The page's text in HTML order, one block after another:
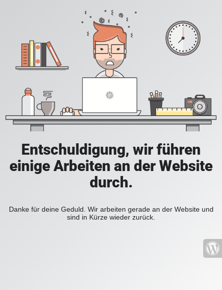
Entschuldigung, wir führen
einige Arbeiten an der Website
durch.
Danke für deine Geduld. Wir arbeiten gerade an der Website und
sind in Kürze wieder zurück.